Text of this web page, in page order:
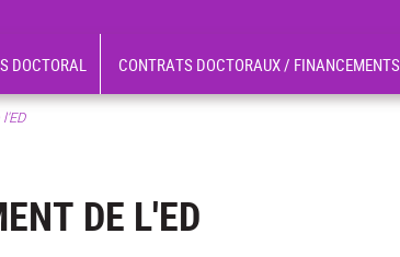
DOCTORAL CONTRATS DOCTORAUX / FINANCEMENTS
DE L'ED